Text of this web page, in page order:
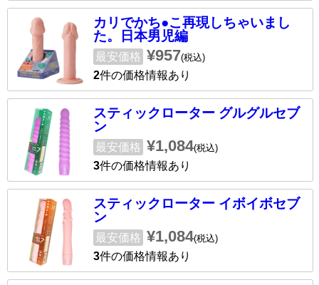
カリでかち●こ再現しちゃいまし
た。日本男児編
最安価格 ¥957(税込)
2件の価格情報あり
スティックローター グルグルセブ
ン
最安価格 ¥1,084(税込)
3件の価格情報あり
スティックローター イボイボセブ
ン
最安価格 ¥1,084(税込)
3件の価格情報あり